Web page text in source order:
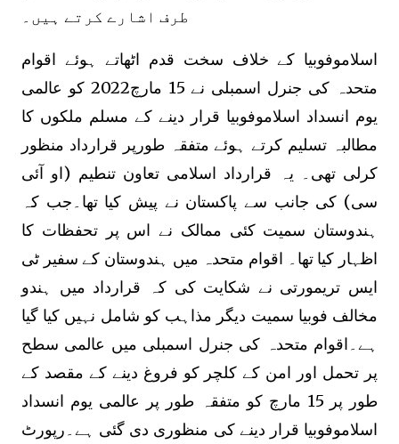
اسلاموفوبیا کے خلاف سخت قدم اٹھاتے ہوئے اقوام
متحدہ کی جنرل اسمبلی نے 15 مارچ2022 کو عالمی
یوم انسداد اسلاموفوبیا قرار دینے کے مسلم ملکوں کا
مطالبہ تسلیم کرتے ہوئے متفقہ طورپر قرارداد منظور
کرلی تھی۔ یہ قرارداد اسلامی تعاون تنطیم (او آئی
سی) کی جانب سے پاکستان نے پیش کیا تھا۔جب کہ
ہندوستان سمیت کئی ممالک نے اس پر تحفظات کا
اظہار کیا تھا۔ اقوام متحدہ میں ہندوستان کے سفیر ٹی
ایس تریمورتی نے شکایت کی کہ قرارداد میں ہندو
مخالف فوبیا سمیت دیگر مذاہب کو شامل نہیں کیا گیا
ہے۔اقوام متحدہ کی جنرل اسمبلی میں عالمی سطح
پر تحمل اور امن کے کلچر کو فروغ دینے کے مقصد کے
طور پر 15 مارچ کو متفقہ طور پر عالمی یوم انسداد
اسلاموفوبیا قرار دینے کی منظوری دی گئی ہے۔رپورٹ